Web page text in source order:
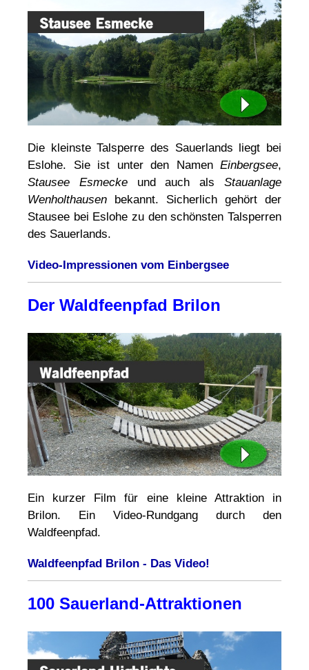
Die kleinste Talsperre des Sauerlands liegt bei
Eslohe. Sie ist unter den Namen Einbergsee,
Stausee Esmeckeund auch alsStauanlage
Wenholthausen bekannt. Sicherlich gehört der
Stausee bei Eslohe zu den schönsten Talsperren
des Sauerlands.
Video-Impressionen vom Einbergsee
Der Waldfeenpfad Brilon
Ein kurzer Film für eine kleine Attraktion in
Brilon. Ein Video-Rundgang durch den
Waldfeenpfad.
Waldfeenpfad Brilon - Das Video!
100 Sauerland-Attraktionen